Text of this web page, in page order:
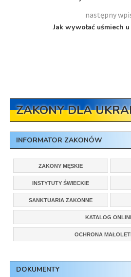
następny
Jak wywołać uśmiech
ZAKONY DLA
INFORMATOR ZAKONÓW
ZAKONY MĘSKIE
INSTYTUTY ŚWIECKIE
SANKTUARIA ZAKONNE
KATALOG
OCHRONA
DOKUMENTY